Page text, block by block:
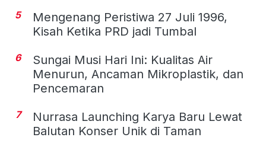
5
Mengenang Peristiwa 27 Juli 1996,
Kisah Ketika PRD jadi Tumbal
6
Sungai Musi Hari Ini: Kualitas Air
Menurun, Ancaman Mikroplastik, dan
Pencemaran
7
Nurrasa Launching Karya Baru Lewat
Balutan Konser Unik di Taman